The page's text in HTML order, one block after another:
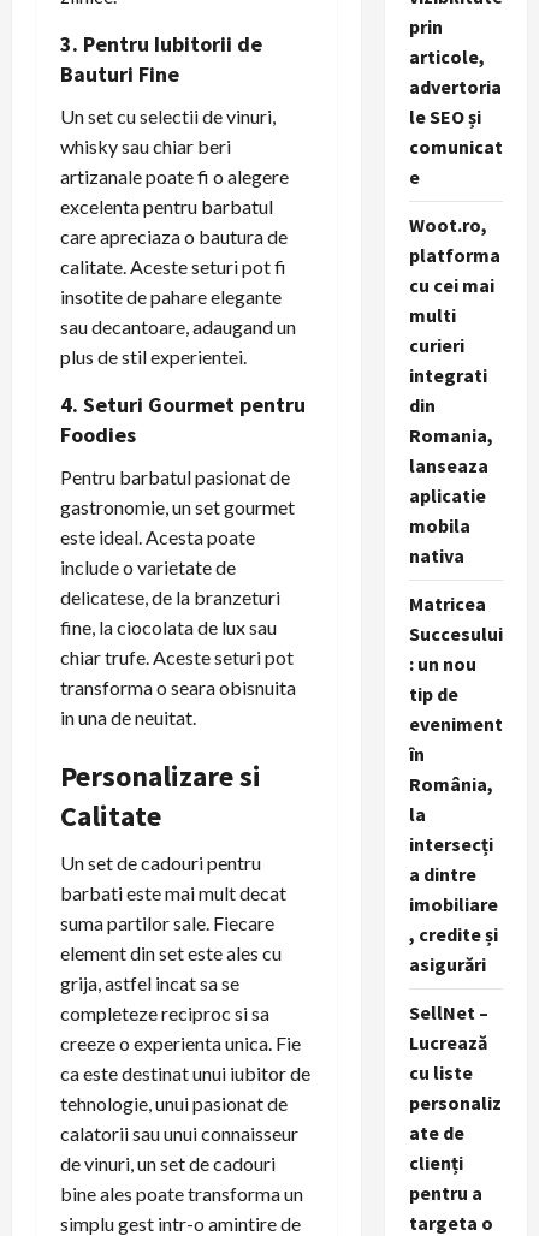
3. Pentru Iubitorii de
Bauturi Fine
Un set cu selectii de vinuri,
whisky sau chiar beri
artizanale poate fi o alegere
excelenta pentru barbatul
care apreciaza o bautura de
calitate. Aceste seturi pot fi
insotite de pahare elegante
sau decantoare, adaugand un
plus de stil experientei.
4. Seturi Gourmet pentru
Foodies
Pentru barbatul pasionat de
gastronomie, un set gourmet
este ideal. Acesta poate
include o varietate de
delicatese, de la branzeturi
fine, la ciocolata de lux sau
chiar trufe. Aceste seturi pot
transforma o seara obisnuita
in una de neuitat.
Personalizare si
Calitate
Un set de cadouri pentru
barbati este mai mult decat
suma partilor sale. Fiecare
element din set este ales cu
grija, astfel incat sa se
completeze reciproc si sa
creeze o experienta unica. Fie
ca este destinat unui iubitor de
tehnologie, unui pasionat de
calatorii sau unui connaisseur
de vinuri, un set de cadouri
bine ales poate transforma un
simplu gest intr-o amintire de
prin
articole,
advertoria
le SEO și
comunicat
e
Woot.ro,
platforma
cu cei mai
multi
curieri
integrati
din
Romania,
lanseaza
aplicatie
mobila
nativa
Matricea
Succesului
: un nou
tip de
eveniment
în
România,
la
intersecți
a dintre
imobiliare
, credite și
asigurări
SellNet –
Lucrează
cu liste
personaliz
ate de
clienți
pentru a
targeta o